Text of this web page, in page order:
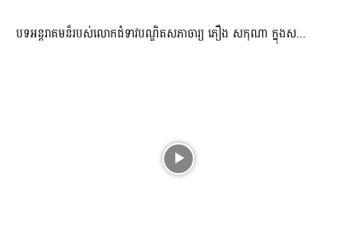
បទអន្តរាគមន៏របស់លោកជំទាវបណ្ឌិតសភាចារ្យ ភឿង សកុណា ក្នុងស...